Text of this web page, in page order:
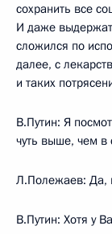
сохранить все
И даже
сложился по
далее, с
и таких
В.Путин: Я
чуть выше, чем в
Л.Полежаев: Да,
В.Путин: Хотя у